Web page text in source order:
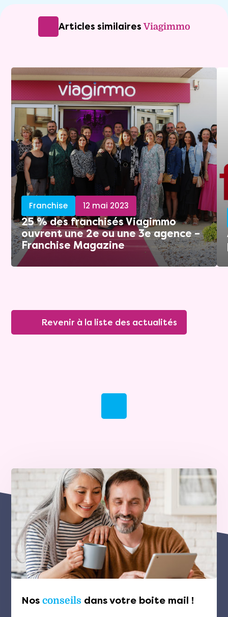
Articles similairesViagimmo
Franchise 12 mai 2023
25 % des franchisés Viagimmo
ouvrent une 2e ou une 3e agence –
Franchise Magazine
Revenir à la liste des actualités
Nos conseils dans votre boite mail !